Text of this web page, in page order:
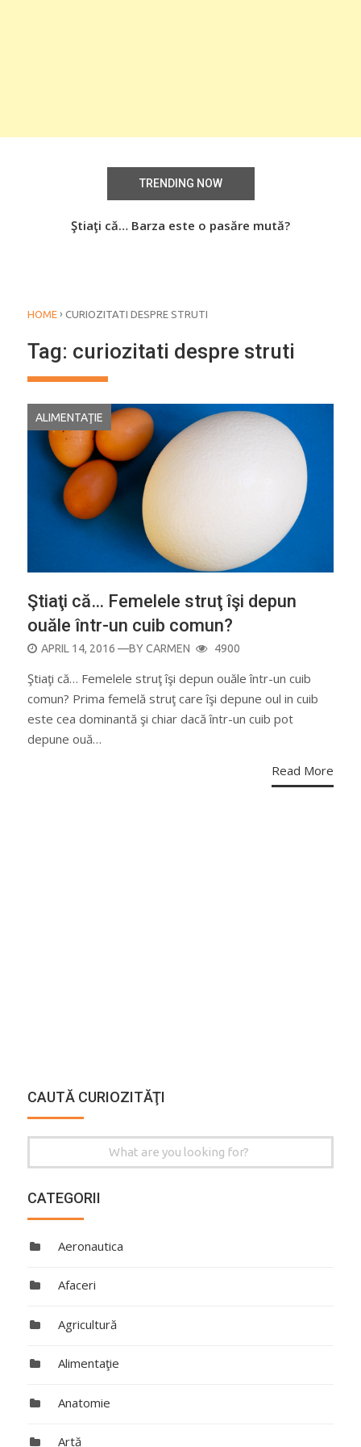
TRENDING NOW
Ştiaţi că… Barza este o pasăre mută?
HOME › CURIOZITATI DESPRE STRUTI
Tag: curiozitati despre struti
ALIMENTAŢIE
Ştiaţi că… Femelele struţ îşi depun
ouăle într-un cuib comun?
POSTED
APRIL 14, 2016 —BYCARMEN 4900
Ştiaţi că… Femelele struţ îşi depun ouăle într-un cuib
comun? Prima femelă struţ care îşi depune oul in cuib
este cea dominantă şi chiar dacă într-un cuib pot
depune ouă…
Read More
CAUTĂ CURIOZITĂŢI
for:
CATEGORII
Aeronautica
Afaceri
Agricultură
Alimentaţie
Anatomie
Artă